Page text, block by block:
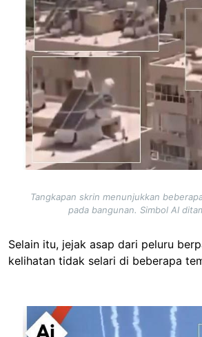
Tangkapan skrin menunjukkan
pada bangunan. Simbol AI
Selain itu, jejak asap dari peluru
kelihatan tidak selari di beberapa
Image